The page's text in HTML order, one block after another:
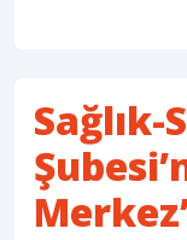
Sağlık-